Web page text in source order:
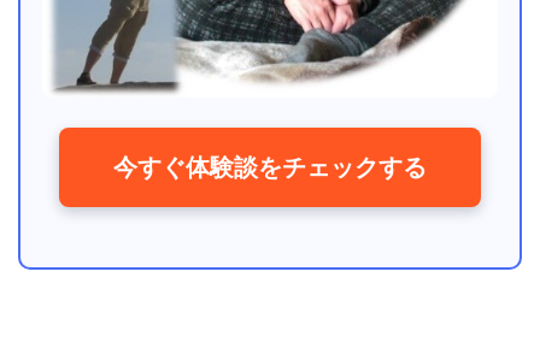
今すぐ体験談をチェックする